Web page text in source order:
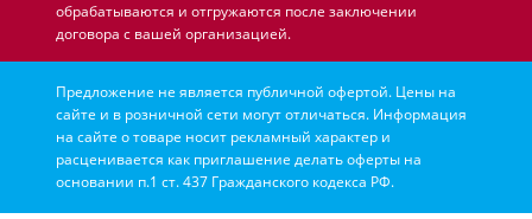
обрабатываются и отгружаются после заключении
договора с вашей организацией.
Предложение не является публичной офертой. Цены на
сайте и в розничной сети могут отличаться. Информация
на сайте о товаре носит рекламный характер и
расценивается как приглашение делать оферты на
основании п.1 ст. 437 Гражданского кодекса РФ.